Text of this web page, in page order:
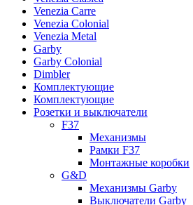
Venezia Carre
Venezia Colonial
Venezia Metal
Garby
Garby Colonial
Dimbler
Комплектующие
Комплектующие
Розетки и выключатели
F37
Механизмы
Рамки F37
Монтажные коробки
G&D
Механизмы Garby
Выключатели Garby